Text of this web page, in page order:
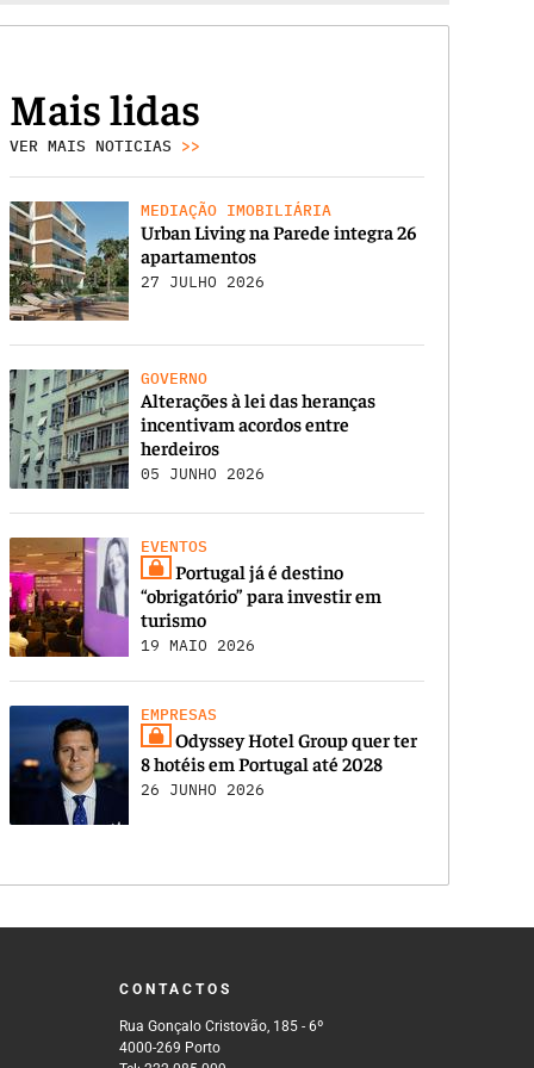
Mais lidas
VER MAIS NOTICIAS >>
MEDIAÇÃO IMOBILIÁRIA
Urban Living na Parede integra 26
apartamentos
27 JULHO 2026
GOVERNO
Alterações à lei das heranças
incentivam acordos entre
herdeiros
05 JUNHO 2026
EVENTOS
Portugal já é destino
“obrigatório” para investir em
turismo
19 MAIO 2026
EMPRESAS
Odyssey Hotel Group quer ter
8 hotéis em Portugal até 2028
26 JUNHO 2026
CONTACTOS
Rua Gonçalo Cristovão, 185 - 6º
4000-269 Porto